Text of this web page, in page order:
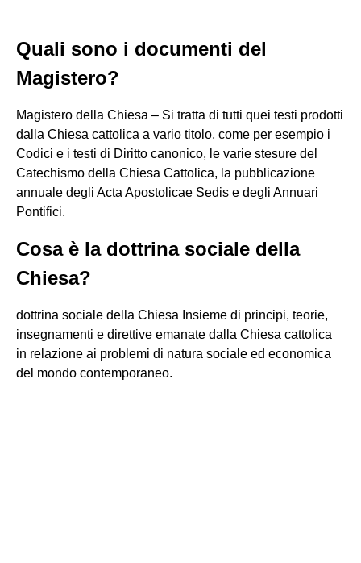
Quali sono i documenti del
Magistero?
Magistero della Chiesa – Si tratta di tutti quei testi prodotti
dalla Chiesa cattolica a vario titolo, come per esempio i
Codici e i testi di Diritto canonico, le varie stesure del
Catechismo della Chiesa Cattolica, la pubblicazione
annuale degli Acta Apostolicae Sedis e degli Annuari
Pontifici.
Cosa è la dottrina sociale della
Chiesa?
dottrina sociale della Chiesa Insieme di principi, teorie,
insegnamenti e direttive emanate dalla Chiesa cattolica
in relazione ai problemi di natura sociale ed economica
del mondo contemporaneo.